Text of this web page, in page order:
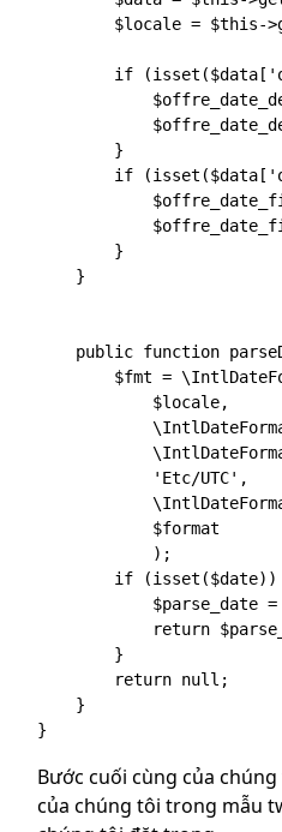
$locale = $this-
if
        }
if
        }
    }
public function
$fmt =
            $locale,
            'Etc/UTC',
            $format
            );
if (isset($date))
$parse_date
return
        }
        return null;
    }
Bước cuối cùng của
của chúng tôi trong mẫu